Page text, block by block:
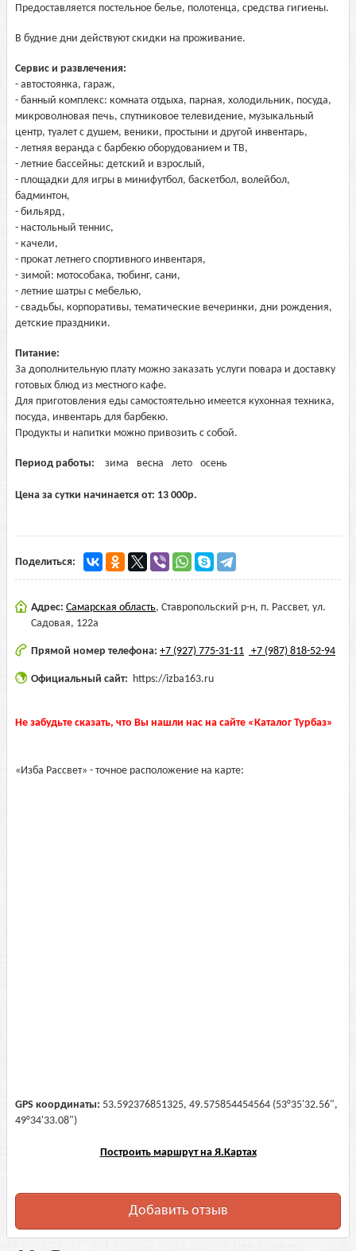
Предоставляется постельное белье, полотенца, средства гигиены.
В будние дни действуют скидки на проживание.
Сервис и развлечения:
- автостоянка, гараж,
- банный комплекс: комната отдыха, парная, холодильник, посуда,
микроволновая печь, спутниковое телевидение, музыкальный
центр, туалет с душем, веники, простыни и другой инвентарь,
- летняя веранда с барбекю оборудованием и ТВ,
- летние бассейны: детский и взрослый,
- площадки для игры в минифутбол, баскетбол, волейбол,
бадминтон,
- бильярд,
- настольный теннис,
- качели,
- прокат летнего спортивного инвентаря,
- зимой: мотособака, тюбинг, сани,
- летние шатры с мебелью,
- свадьбы, корпоративы, тематические вечеринки, дни рождения,
детские праздники.
Питание:
За дополнительную плату можно заказать услуги повара и доставку
готовых блюд из местного кафе.
Для приготовления еды самостоятельно имеется кухонная техника,
посуда, инвентарь для барбекю.
Продукты и напитки можно привозить с собой.
Период работы: зима весна лето осень
Цена за сутки начинается от: 13 000р.
Поделиться:
Адрес: Самарская область, Ставропольский р-н, п. Рассвет, ул.
Садовая, 122а
Прямой номер телефона: +7 (927) 775-31-11 +7 (987) 818-52-94
Официальный сайт: https://izba163.ru
Не забудьте сказать, что Вы нашли нас на сайте «Каталог Турбаз»
«Изба Рассвет» - точное расположение на карте:
GPS координаты: 53.592376851325, 49.575854454564 (53°35'32.56",
49°34'33.08")
Построить маршрут на Я.Картах
Добавить отзыв